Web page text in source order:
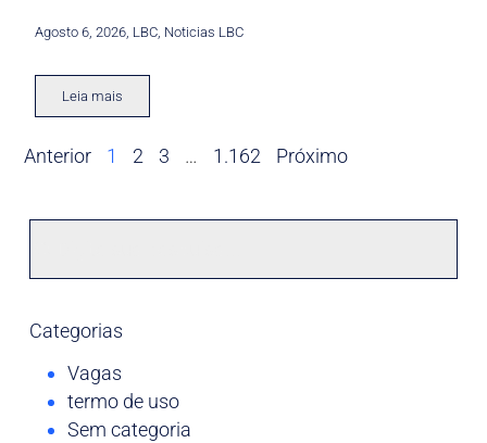
Agosto 6, 2026 LBC Noticias LBC
Leia mais
Anterior 1 2 3 … 1.162 Próximo
Categorias
Vagas
termo de uso
Sem categoria